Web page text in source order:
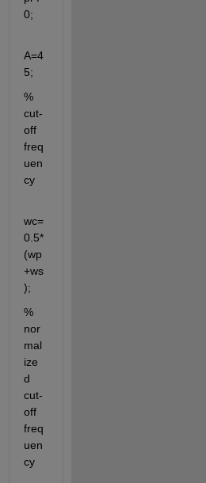
0;
A=4
5;
%
cut-
off
freq
uen
cy
wc=
0.5*
(wp
+ws
);
%
nor
mal
ize
d
cut-
off
freq
uen
cy